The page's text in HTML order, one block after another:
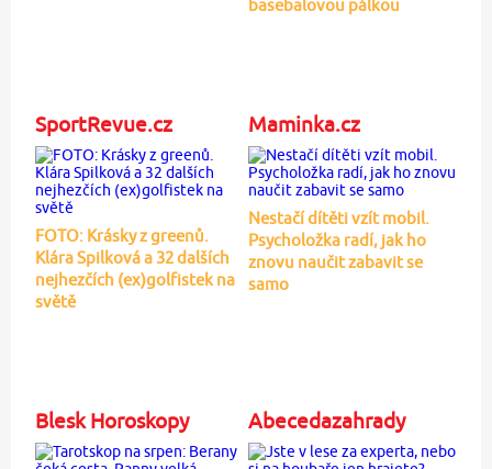
basebalovou pálkou
SportRevue.cz
FOTO: Krásky z greenů.
Klára Spilková a 32 dalších
nejhezčích (ex)golfistek na
světě
Maminka.cz
Nestačí dítěti vzít mobil.
Psycholožka radí, jak ho
znovu naučit zabavit se
samo
Blesk Horoskopy Abecedazahrady